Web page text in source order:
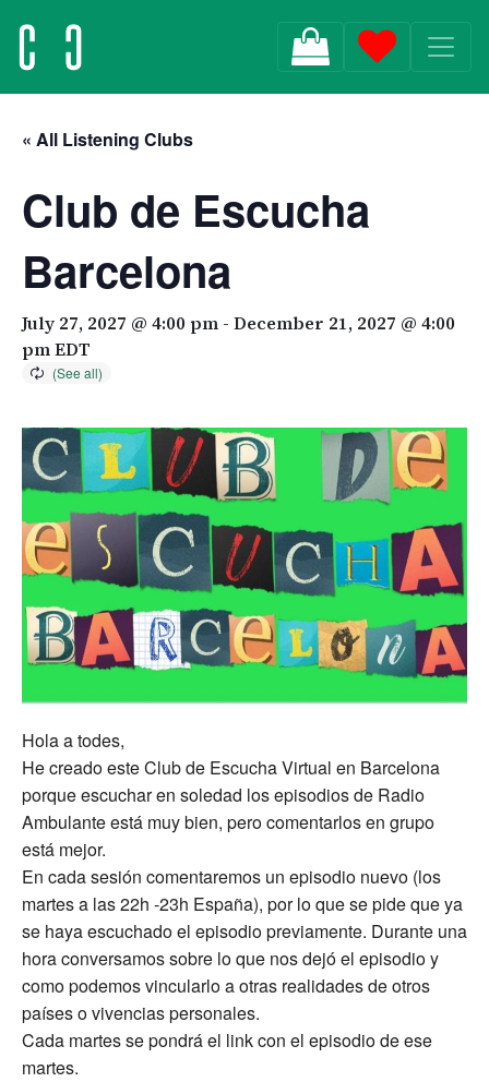
MAIN NAVIGATION
« All Listening Clubs
Club de Escucha
Barcelona
July 27, 2027 @ 4:00 pm - December 21, 2027 @ 4:00
pmEDT
Hola a todes,
He creado este Club de Escucha Virtual en Barcelona
porque escuchar en soledad los episodios de Radio
Ambulante está muy bien, pero comentarlos en grupo
está mejor.
En cada sesión comentaremos un episodio nuevo (los
martes a las 22h -23h España), por lo que se pide que ya
se haya escuchado el episodio previamente. Durante una
hora conversamos sobre lo que nos dejó el episodio y
como podemos vincularlo a otras realidades de otros
países o vivencias personales.
Cada martes se pondrá el link con el episodio de ese
martes.